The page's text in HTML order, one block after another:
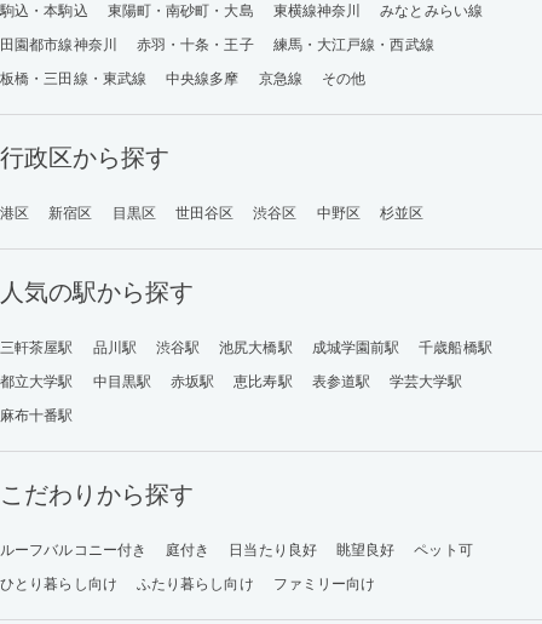
駒込・本駒込
東陽町・南砂町・大島 東横線神奈川
みなとみらい線
田園都市線神奈川
赤羽・十条・王子
練馬・大江戸線・西武線
板橋・三田線・東武線
中央線多摩 京急線 その他
行政区から探す
港区 新宿区 目黒区 世田谷区 渋谷区 中野区 杉並区
人気の駅から探す
三軒茶屋駅 品川駅 渋谷駅 池尻大橋駅 成城学園前駅
千歳船橋駅
都立大学駅
中目黒駅 赤坂駅 恵比寿駅 表参道駅
学芸大学駅
麻布十番駅
こだわりから探す
ルーフバルコニー付き 庭付き 日当たり良好 眺望良好
ペット可
ひとり暮らし向け
ふたり暮らし向け ファミリー向け